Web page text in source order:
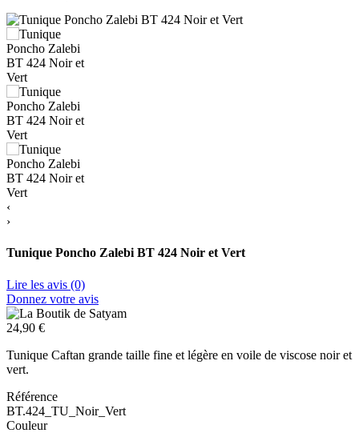
‹
›
Tunique Poncho Zalebi BT 424 Noir et Vert
Lire les avis (0)
Donnez votre avis
24,90 €
Tunique Caftan grande taille fine et légère en voile de viscose noir et
vert.
Référence
BT.424_TU_Noir_Vert
Couleur